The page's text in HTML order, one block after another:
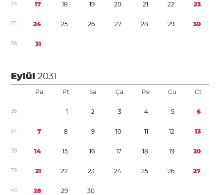
34 17 18 19 20 21 22 23
35 24 25 26 27 28 29 30
36 31
Eylül2031
Pa Pt Sa Ça Pe Cu Ct
36 1 2 3 4 5 6
37 7 8 9 10 11 12 13
38 14 15 16 17 18 19 20
39 21 22 23 24 25 26 27
40 28 29 30